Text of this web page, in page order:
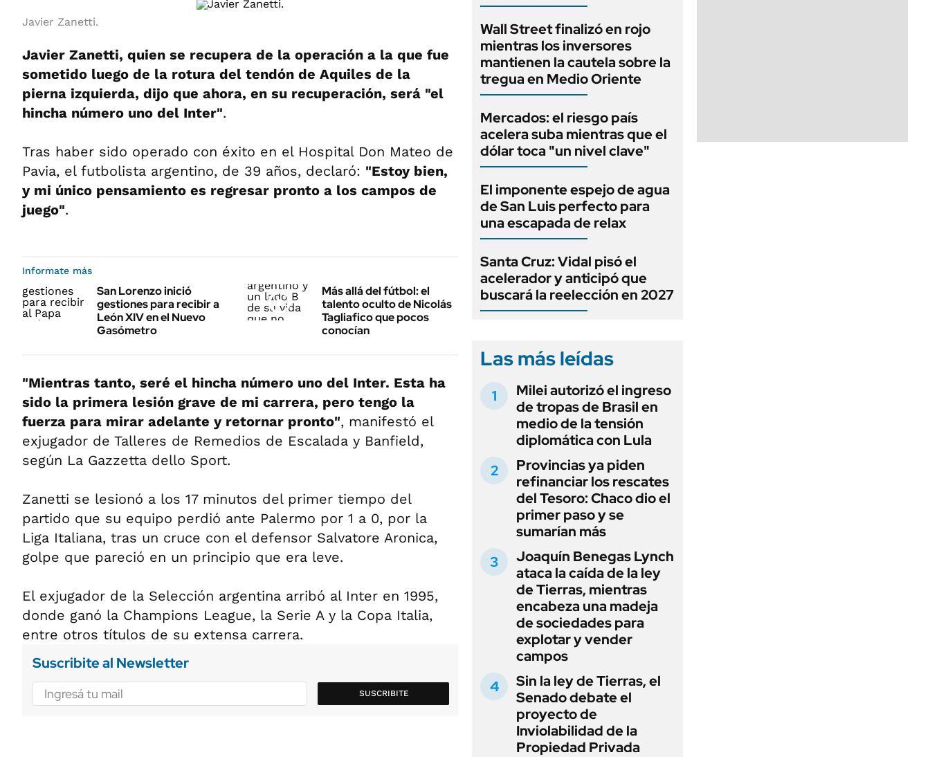
Javier Zanetti.
Javier Zanetti, quien se recupera de la operación a la que fue
sometido luego de la rotura del tendón de Aquiles de la
pierna izquierda, dijo que ahora, en su recuperación, será "el
hincha número uno del Inter".
Tras haber sido operado con éxito en el Hospital Don Mateo de
Pavia, el futbolista argentino, de 39 años, declaró: "Estoy bien,
y mi único pensamiento es regresar pronto a los campos de
juego".
Informate más
San Lorenzo inició
gestiones para recibir a
León XIV en el Nuevo
Gasómetro
Más allá del fútbol: el
talento oculto de Nicolás
Tagliafico que pocos
conocían
"Mientras tanto, seré el hincha número uno del Inter. Esta ha
sido la primera lesión grave de mi carrera, pero tengo la
fuerza para mirar adelante y retornar pronto", manifestó el
exjugador de Talleres de Remedios de Escalada y Banfield,
según La Gazzetta dello Sport.
Zanetti se lesionó a los 17 minutos del primer tiempo del
partido que su equipo perdió ante Palermo por 1 a 0, por la
Liga Italiana, tras un cruce con el defensor Salvatore Aronica,
golpe que pareció en un principio que era leve.
El exjugador de la Selección argentina arribó al Inter en 1995,
donde ganó la Champions League, la Serie A y la Copa Italia,
entre otros títulos de su extensa carrera.
Suscribite al Newsletter
SUSCRIBITE
Wall Street finalizó en rojo
mientras los inversores
mantienen la cautela sobre la
tregua en Medio Oriente
Mercados: el riesgo país
acelera suba mientras que el
dólar toca "un nivel clave"
El imponente espejo de agua
de San Luis perfecto para
una escapada de relax
Santa Cruz: Vidal pisó el
acelerador y anticipó que
buscará la reelección en 2027
Las más leídas
Milei autorizó el ingreso
de tropas de Brasil en
medio de la tensión
diplomática con Lula
Provincias ya piden
refinanciar los rescates
del Tesoro: Chaco dio el
primer paso y se
sumarían más
Joaquín Benegas Lynch
ataca la caída de la ley
de Tierras, mientras
encabeza una madeja
de sociedades para
explotar y vender
campos
Sin la ley de Tierras, el
Senado debate el
proyecto de
Inviolabilidad de la
Propiedad Privada